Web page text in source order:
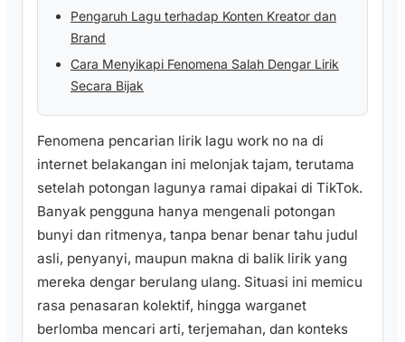
Pengaruh Lagu terhadap Konten Kreator dan
Brand
Cara Menyikapi Fenomena Salah Dengar Lirik
Secara Bijak
Fenomena pencarian lirik lagu work no na di
internet belakangan ini melonjak tajam, terutama
setelah potongan lagunya ramai dipakai di TikTok.
Banyak pengguna hanya mengenali potongan
bunyi dan ritmenya, tanpa benar benar tahu judul
asli, penyanyi, maupun makna di balik lirik yang
mereka dengar berulang ulang. Situasi ini memicu
rasa penasaran kolektif, hingga warganet
berlomba mencari arti, terjemahan, dan konteks